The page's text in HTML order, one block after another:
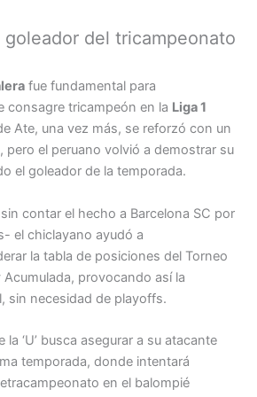
goleador del tricampeonato
fue fundamental para
consagre tricampeón en la Liga 1
Ate, una vez más, se reforzó con un
pero el peruano volvió a demostrar su
el goleador de la temporada.
contar el hecho a Barcelona SC por
el chiclayano ayudó a
la tabla de posiciones del Torneo
Acumulada, provocando así la
sin necesidad de playoffs.
‘U’ busca asegurar a su atacante
temporada, donde intentará
en el balompié